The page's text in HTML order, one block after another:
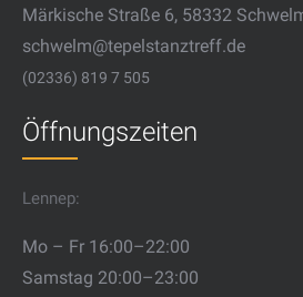
Märkische Straße 6, 58332
schwelm@tepelstanztreff.de
(02336) 819 7 505
Öffnungszeiten
Lennep:
Mo – Fr 16:00–22:00
Samstag 20:00–23:00